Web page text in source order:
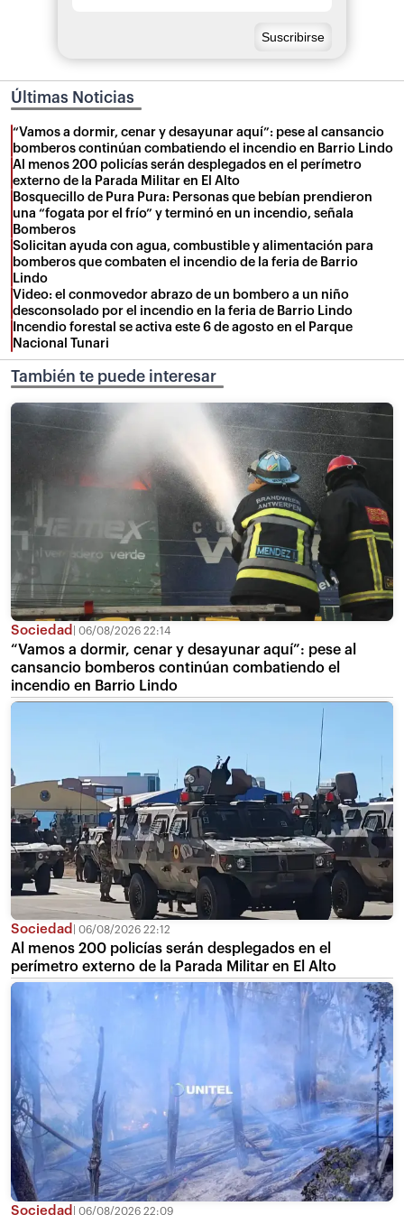
Últimas Noticias
“Vamos a dormir, cenar y desayunar aquí”: pese al cansancio
bomberos continúan combatiendo el incendio en Barrio Lindo
Al menos 200 policías serán desplegados en el perímetro
externo de la Parada Militar en El Alto
Bosquecillo de Pura Pura: Personas que bebían prendieron
una “fogata por el frío” y terminó en un incendio, señala
Bomberos
Solicitan ayuda con agua, combustible y alimentación para
bomberos que combaten el incendio de la feria de Barrio
Lindo
Video: el conmovedor abrazo de un bombero a un niño
desconsolado por el incendio en la feria de Barrio Lindo
Incendio forestal se activa este 6 de agosto en el Parque
Nacional Tunari
También te puede interesar
Sociedad 06/08/2026 22:14
“Vamos a dormir, cenar y desayunar aquí”: pese al
cansancio bomberos continúan combatiendo el
incendio en Barrio Lindo
Sociedad 06/08/2026 22:12
Al menos 200 policías serán desplegados en el
perímetro externo de la Parada Militar en El Alto
Sociedad 06/08/2026 22:09